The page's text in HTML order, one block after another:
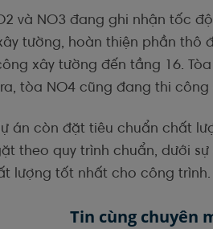
và NO3 đang ghi nhận tốc
tường, hoàn thiện phần thô
xây tường đến tầng 16.
tòa NO4 cũng đang thi
án còn đặt tiêu chuẩn chất
theo quy trình chuẩn, dưới
lượng tốt nhất cho công trình.
Tin cùng chuyên